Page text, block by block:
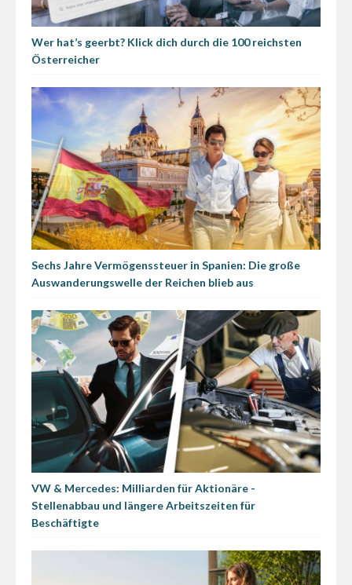
Wer hat’s geerbt? Klick dich durch die 100 reichsten
Österreicher
Sechs Jahre Vermögenssteuer in Spanien: Die große
Auswanderungswelle der Reichen blieb aus
VW & Mercedes: Milliarden für Aktionäre -
Stellenabbau und längere Arbeitszeiten für
Beschäftigte